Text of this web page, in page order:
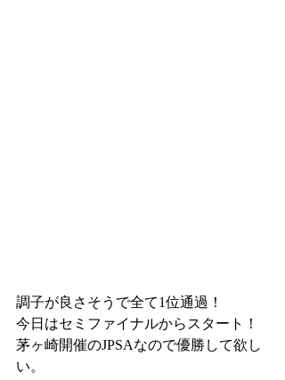
調子が良さそうで全て1位通過！
今日はセミファイナルからスタート！
茅ヶ崎開催のJPSAなので優勝して欲し
い。